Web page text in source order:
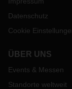
Datenschutz
Cookie
ÜBER UNS
Events & Messen
Standorte weltweit